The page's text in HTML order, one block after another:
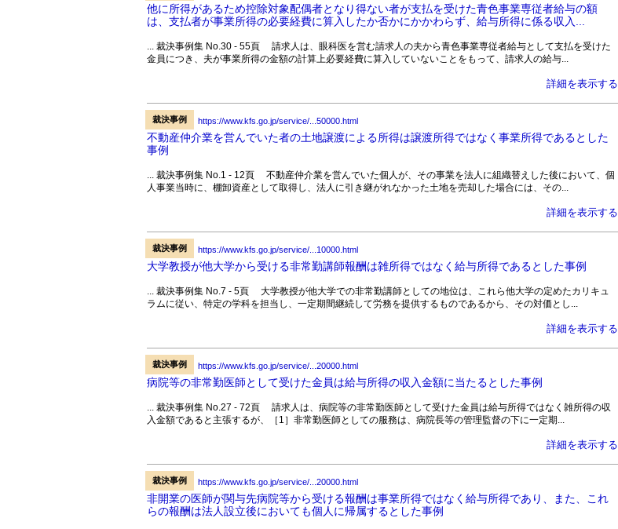
他に所得があるため控除対象配偶者となり得ない者が支払を受けた青色事業専従者給与の額
は、支払者が事業所得の必要経費に算入したか否かにかかわらず、給与所得に係る収入...
... 裁決事例集 No.30 - 55頁 請求人は、眼科医を営む請求人の夫から青色事業専従者給与として支払を受けた
金員につき、夫が事業所得の金額の計算上必要経費に算入していないことをもって、請求人の給与...
詳細を表示する
裁決事例 https://www.kfs.go.jp/service/...50000.html
不動産仲介業を営んでいた者の土地譲渡による所得は譲渡所得ではなく事業所得であるとした
事例
... 裁決事例集 No.1 - 12頁 不動産仲介業を営んでいた個人が、その事業を法人に組織替えした後において、個
人事業当時に、棚卸資産として取得し、法人に引き継がれなかった土地を売却した場合には、その...
詳細を表示する
裁決事例 https://www.kfs.go.jp/service/...10000.html
大学教授が他大学から受ける非常勤講師報酬は雑所得ではなく給与所得であるとした事例
... 裁決事例集 No.7 - 5頁 大学教授が他大学での非常勤講師としての地位は、これら他大学の定めたカリキュ
ラムに従い、特定の学科を担当し、一定期間継続して労務を提供するものであるから、その対価とし...
詳細を表示する
裁決事例 https://www.kfs.go.jp/service/...20000.html
病院等の非常勤医師として受けた金員は給与所得の収入金額に当たるとした事例
... 裁決事例集 No.27 - 72頁 請求人は、病院等の非常勤医師として受けた金員は給与所得ではなく雑所得の収
入金額であると主張するが、［1］非常勤医師としての服務は、病院長等の管理監督の下に一定期...
詳細を表示する
裁決事例 https://www.kfs.go.jp/service/...20000.html
非開業の医師が関与先病院等から受ける報酬は事業所得ではなく給与所得であり、また、これ
らの報酬は法人設立後においても個人に帰属するとした事例